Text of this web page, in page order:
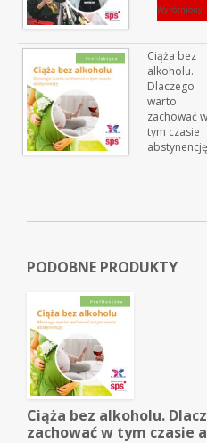
Wyróżniony
Ciąża bez
alkoholu.
Dlaczego
warto
zachować w
tym czasie
abstynencję
PODOBNE PRODUKTY
Ciąża bez alkoholu.
zachować w tym czasie